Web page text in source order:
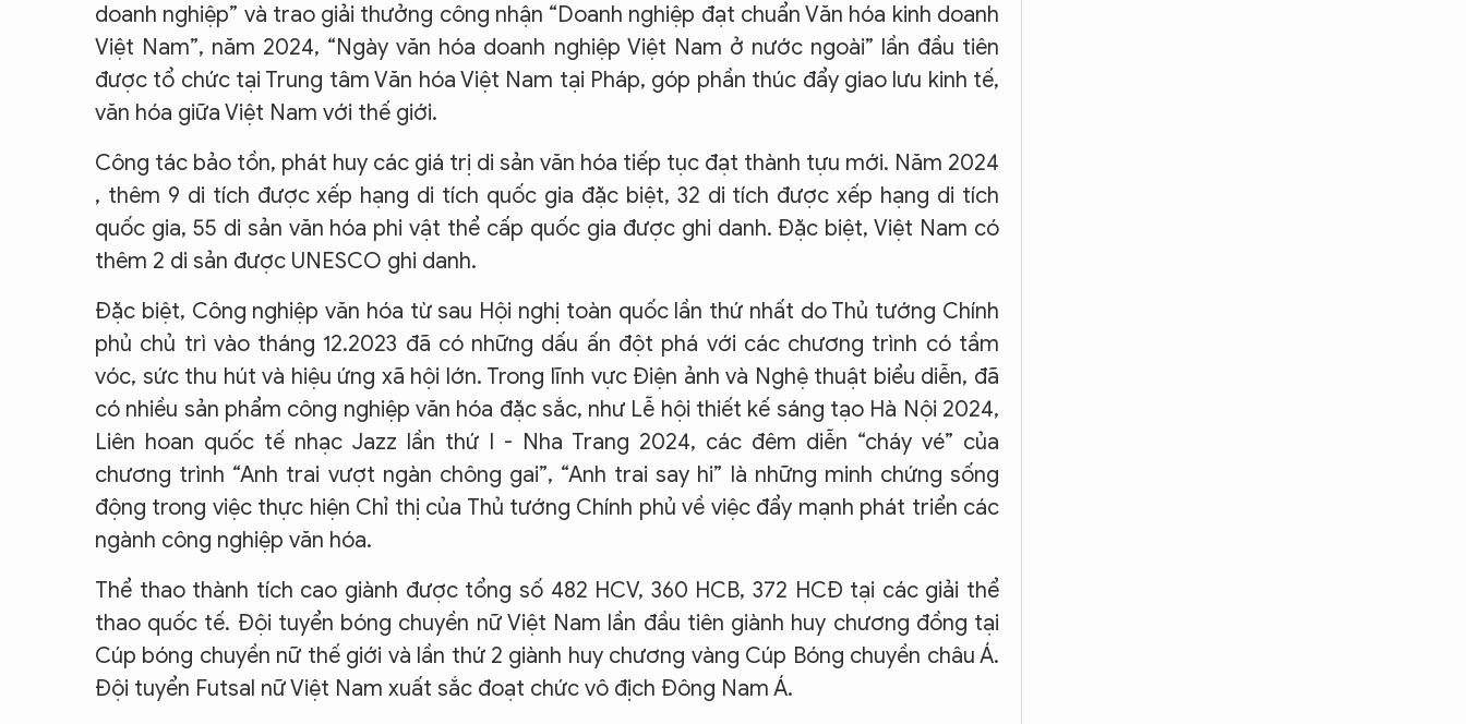
doanh nghiệp” và trao giải thưởng công nhận “Doanh nghiệp đạt chuẩn Văn hóa kinh doanh
Việt Nam”, năm 2024, “Ngày văn hóa doanh nghiệp Việt Nam ở nước ngoài” lần đầu tiên
được tổ chức tại Trung tâm Văn hóa Việt Nam tại Pháp, góp phần thúc đẩy giao lưu kinh tế,
văn hóa giữa Việt Nam với thế giới.
Công tác bảo tồn, phát huy các giá trị di sản văn hóa tiếp tục đạt thành tựu mới. Năm 2024
, thêm 9 di tích được xếp hạng di tích quốc gia đặc biệt, 32 di tích được xếp hạng di tích
quốc gia, 55 di sản văn hóa phi vật thể cấp quốc gia được ghi danh. Đặc biệt, Việt Nam có
thêm 2 di sản được UNESCO ghi danh.
Đặc biệt, Công nghiệp văn hóa từ sau Hội nghị toàn quốc lần thứ nhất do Thủ tướng Chính
phủ chủ trì vào tháng 12.2023 đã có những dấu ấn đột phá với các chương trình có tầm
vóc, sức thu hút và hiệu ứng xã hội lớn. Trong lĩnh vực Điện ảnh và Nghệ thuật biểu diễn, đã
có nhiều sản phẩm công nghiệp văn hóa đặc sắc, như Lễ hội thiết kế sáng tạo Hà Nội 2024,
Liên hoan quốc tế nhạc Jazz lần thứ I - Nha Trang 2024, các đêm diễn “cháy vé” của
chương trình “Anh trai vượt ngàn chông gai”, “Anh trai say hi” là những minh chứng sống
động trong việc thực hiện Chỉ thị của Thủ tướng Chính phủ về việc đẩy mạnh phát triển các
ngành công nghiệp văn hóa.
Thể thao thành tích cao giành được tổng số 482 HCV, 360 HCB, 372 HCĐ tại các giải thể
thao quốc tế. Đội tuyển bóng chuyền nữ Việt Nam lần đầu tiên giành huy chương đồng tại
Cúp bóng chuyền nữ thế giới và lần thứ 2 giành huy chương vàng Cúp Bóng chuyền châu Á.
Đội tuyển Futsal nữ Việt Nam xuất sắc đoạt chức vô địch Đông Nam Á.